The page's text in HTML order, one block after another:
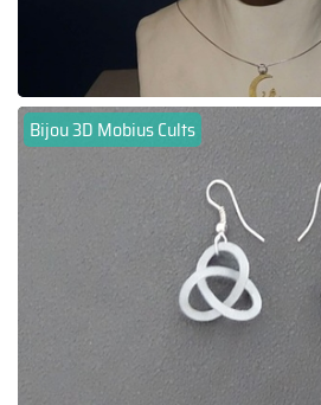
Bijou 3D Mobius Cults